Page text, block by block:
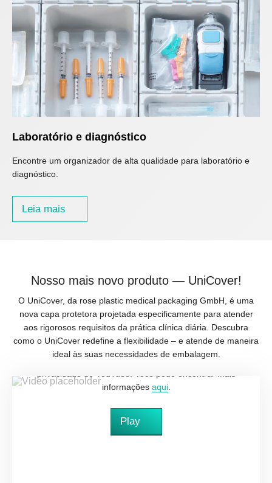
Laboratório e diagnóstico
Encontre um organizador de alta qualidade para laboratório e
diagnóstico.
Leia mais
Nosso mais novo produto — UniCover!
O UniCover, da rose plastic medical packaging GmbH, é uma
nova capa protetora projetada especificamente para atender
aos rigorosos requisitos da prática clínica diária. Descubra
como o UniCover redefine a flexibilidade – e atende de maneira
ideal às suas necessidades de embalagem.
Ao baixar este vídeo, você aceita a política de
informações aqui.
Play